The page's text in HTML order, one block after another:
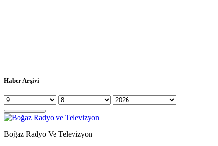
Haber Arşivi
Boğaz Radyo Ve Televizyon